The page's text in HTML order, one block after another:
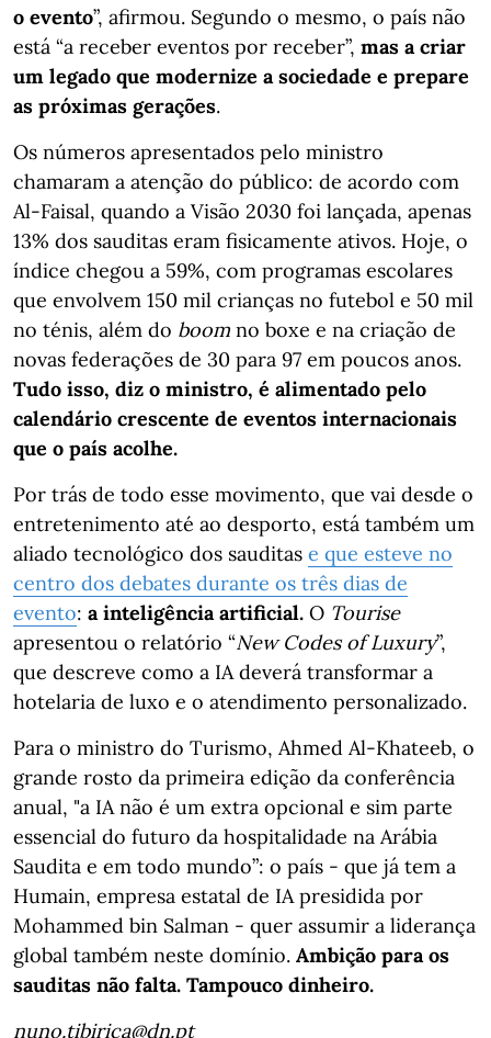
o evento”, afirmou. Segundo o mesmo, o país não
está “a receber eventos por receber”, mas a criar
um legado que modernize a sociedade e prepare
as próximas gerações.
Os números apresentados pelo ministro
chamaram a atenção do público: de acordo com
Al-Faisal, quando a Visão 2030 foi lançada, apenas
13% dos sauditas eram fisicamente ativos. Hoje, o
índice chegou a 59%, com programas escolares
que envolvem 150 mil crianças no futebol e 50 mil
no ténis, além do boom no boxe e na criação de
novas federações de 30 para 97 em poucos anos.
Tudo isso, diz o ministro, é alimentado pelo
calendário crescente de eventos internacionais
que o país acolhe.
Por trás de todo esse movimento, que vai desde o
entretenimento até ao desporto, está também um
aliado tecnológico dos sauditas e que esteve no
centro dos debates durante os três dias de
evento: a inteligência artificial. O Tourise
apresentou o relatório “New Codes of Luxury”,
que descreve como a IA deverá transformar a
hotelaria de luxo e o atendimento personalizado.
Para o ministro do Turismo, Ahmed Al-Khateeb, o
grande rosto da primeira edição da conferência
anual, "a IA não é um extra opcional e sim parte
essencial do futuro da hospitalidade na Arábia
Saudita e em todo mundo”: o país - que já tem a
Humain, empresa estatal de IA presidida por
Mohammed bin Salman - quer assumir a liderança
global também neste domínio. Ambição para os
sauditas não falta. Tampouco dinheiro.
nuno.tibirica@dn.pt